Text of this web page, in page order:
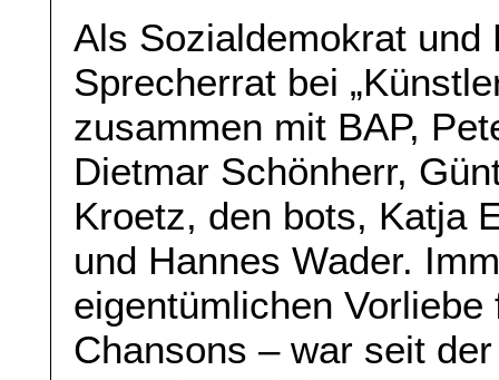
Als Sozialdemokrat
Sprecherrat bei
zusammen mit BAP,
Dietmar Schönherr,
Kroetz, den bots, Katja
und Hannes Wader.
eigentümlichen
Chansons – war seit